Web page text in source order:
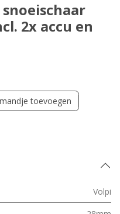
2x accu en
toevoegen
Volpi